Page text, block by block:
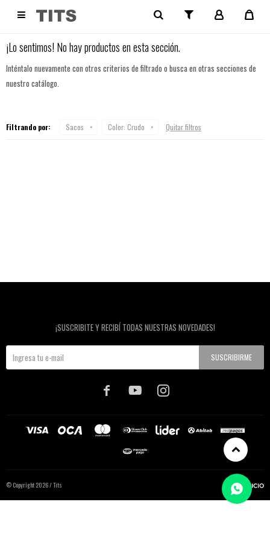
 NO SE HAN RECUPERADO PRODUCTOS
¡Lo sentimos! No hay productos en esta sección.
Inténtalo nuevamente con otros criterios de filtrado o busca en otras secciones de
nuestro catálogo.
Filtrando por: Sacos Color: Crudo Quitar filtros
¡SUSCRIBITE Y RECIBÍ TODAS NUESTRAS NOVEDADES!
SUSCRIBIRME
  
© Copyright 2026 / Tits